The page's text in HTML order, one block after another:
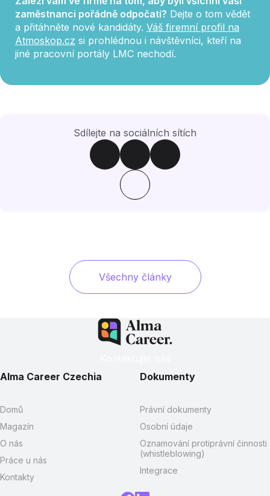
zaměstnanci pořádně odpočatí? Dejte o tom vědět
a přitáhněte nové kandidáty. Váš firemní profil na
Atmoskop.cz si prohlédnou i návštěvníci, kteří na
jiné pracovní portály LMC nechodí.
Sdílejte na sociálních sítích
Všechny články
Alma Career Czechia
Domů
Magazín
O nás
Práce u nás
Kontakty
Dokumenty
Právní dokumenty
Osobní údaje
Oznamování protiprávní činnosti
(whistleblowing)
Integrace